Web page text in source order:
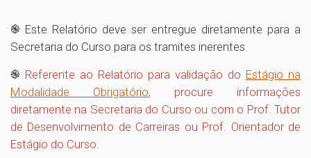
֎ Este Relatório deve ser entregue diretamente para a
Secretaria do Curso para os tramites inerentes.
֎ Referente ao Relatório para validação do Estágio na
Modalidade Obrigatório, procure informações
diretamente na Secretaria do Curso ou com o Prof. Tutor
de Desenvolvimento de Carreiras ou Prof. Orientador de
Estágio do Curso.